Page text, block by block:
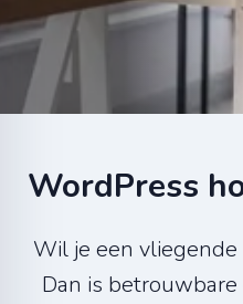
WordPress
Wil je een
Dan is